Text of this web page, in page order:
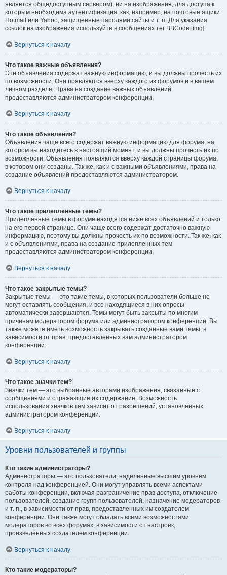
является общедоступным сервером), ни на изображения, для доступа к
которым необходима аутентификация, как, например, на почтовые ящики
Hotmail или Yahoo, защищённые паролями сайты и т. п. Для указания
ссылок на изображения используйте в сообщениях тег BBCode [img].
Вернуться к началу
Что такое важные объявления?
Эти объявления содержат важную информацию, и вы должны прочесть их
по возможности. Они появляются вверху каждого из форумов и в вашем
личном разделе. Права на создание важных объявлений
предоставляются администратором конференции.
Вернуться к началу
Что такое объявления?
Объявления чаще всего содержат важную информацию для форума, на
котором вы находитесь в настоящий момент, и вы должны прочесть их по
возможности. Объявления появляются вверху каждой страницы форума,
в котором они созданы. Так же, как и с важными объявлениями, права на
создание объявлений предоставляются администратором.
Вернуться к началу
Что такое прилепленные темы?
Прилепленные темы в форуме находятся ниже всех объявлений и только
на его первой странице. Они чаще всего содержат достаточно важную
информацию, поэтому вы должны прочесть их по возможности. Так же, как
и с объявлениями, права на создание прилепленных тем
предоставляются администратором конференции.
Вернуться к началу
Что такое закрытые темы?
Закрытые темы — это такие темы, в которых пользователи больше не
могут оставлять сообщения, и все находящиеся в них опросы
автоматически завершаются. Темы могут быть закрыты по многим
причинам модератором форума или администратором конференции. Вы
также можете иметь возможность закрывать созданные вами темы, в
зависимости от прав, предоставленных вам администратором
конференции.
Вернуться к началу
Что такое значки тем?
Значки тем — это выбранные авторами изображения, связанные с
сообщениями и отражающие их содержание. Возможность
использования значков тем зависит от разрешений, установленных
администратором конференции.
Вернуться к началу
Уровни пользователей и группы
Кто такие администраторы?
Администраторы — это пользователи, наделённые высшим уровнем
контроля над конференцией. Они могут управлять всеми аспектами
работы конференции, включая разграничение прав доступа, отключение
пользователей, создание групп пользователей, назначение модераторов
и т. п., в зависимости от прав, предоставленных им создателем
конференции. Они также могут обладать всеми возможностями
модераторов во всех форумах, в зависимости от настроек,
произведённых создателем конференции.
Вернуться к началу
Кто такие модераторы?